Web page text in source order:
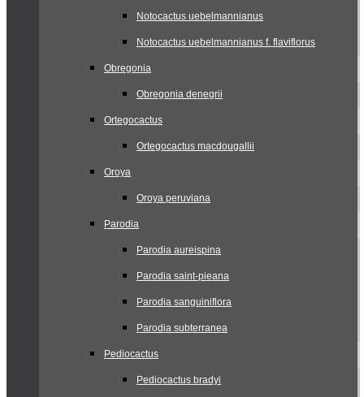
Notocactus uebelmannianus
Notocactus uebelmannianus f. flaviflorus
Obregonia
Obregonia denegrii
Ortegocactus
Ortegocactus macdougallii
Oroya
Oroya peruviana
Parodia
Parodia aureispina
Parodia saint-pieana
Parodia sanguiniflora
Parodia subterranea
Pediocactus
Pediocactus bradyi